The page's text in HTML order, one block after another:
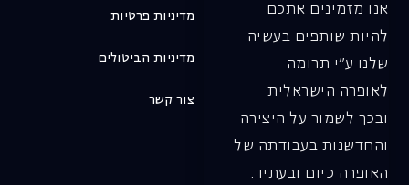
אנו מזמינים אתכם
להיות שותפים בעשיה
שלנו ע"י תרומה
לאופרה הישראלית
ובכך לשמור על היצירה
והחדשנות בעבודתה של
האופרה כיום ובעתיד.
מדיניות פרטיות
מדיניות הביטולים
צור קשר